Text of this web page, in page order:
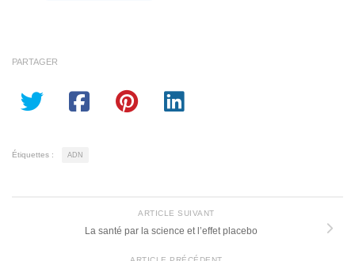
PARTAGER
Étiquettes : ADN
ARTICLE SUIVANT
La santé par la science et l’effet placebo